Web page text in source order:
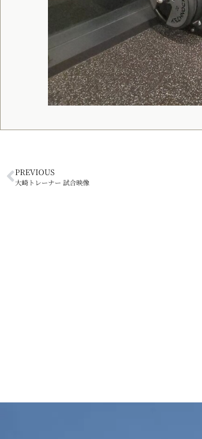
PREVIOUS
大崎トレーナー 試合映像